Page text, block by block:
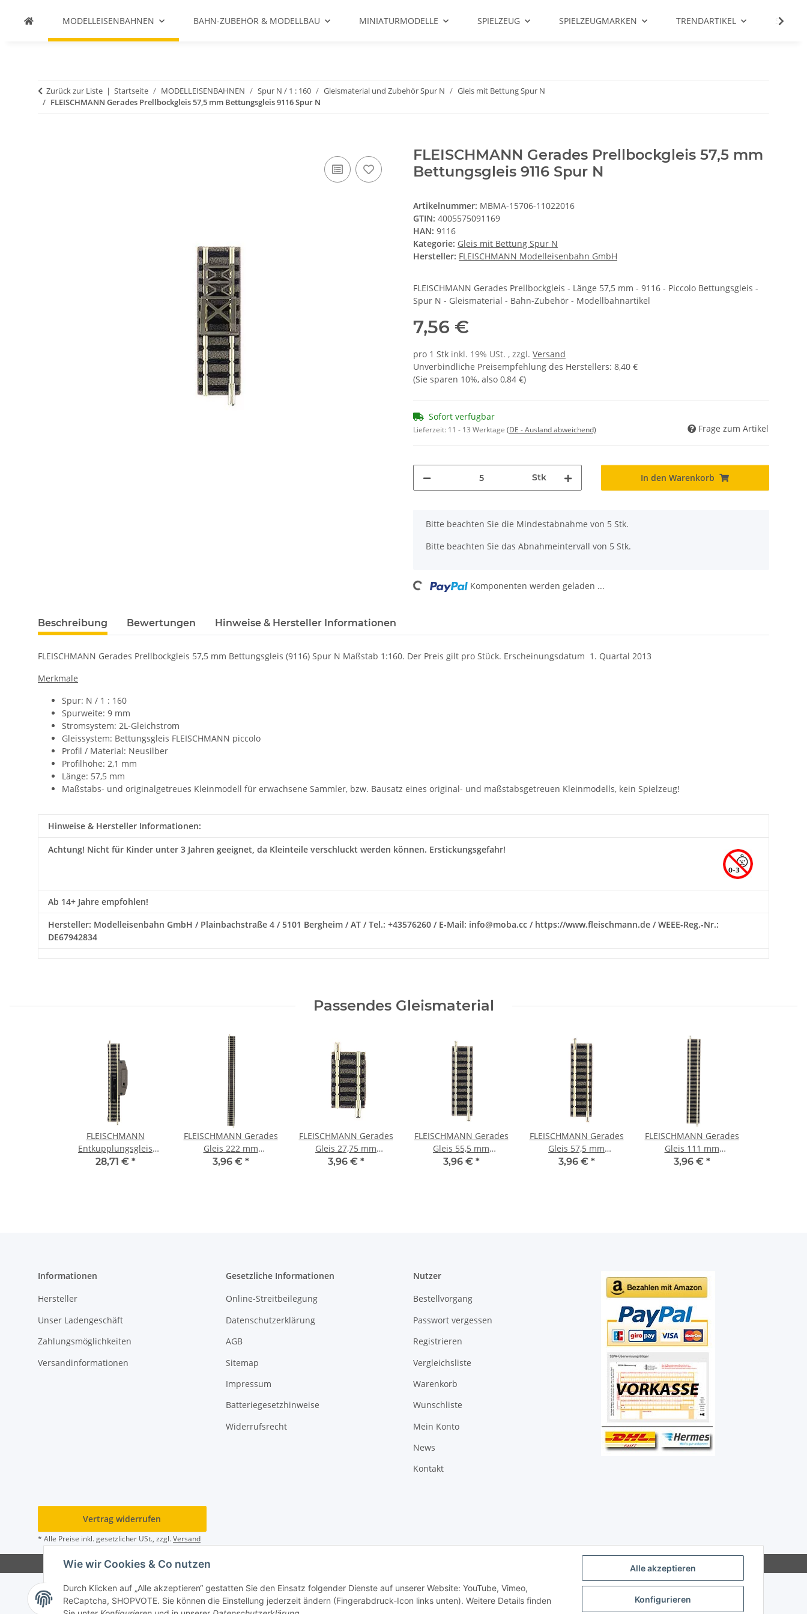
Alle akzeptieren
Konfigurieren
Wie wir Cookies & Co nutzen
Durch Klicken auf „Alle akzeptieren“ gestatten Sie den Einsatz folgender Dienste auf unserer Website: YouTube, Vimeo,
ReCaptcha, SHOPVOTE. Sie können die Einstellung jederzeit ändern (Fingerabdruck-Icon links unten). Weitere Details finden
MODELLEISENBAHNEN BAHN-ZUBEHÖR & MODELLBAU MINIATURMODELLE SPIELZEUG SPIELZEUGMARKEN TRENDARTIKEL SALE %
Zurück zur Liste Startseite MODELLEISENBAHNEN Spur N / 1 : 160 Gleismaterial und Zubehör Spur N
Gleis mit Bettung Spur N
FLEISCHMANN Gerades Prellbockgleis 57,5 mm Bettungsgleis 9116 Spur N
FLEISCHMANN Gerades Prellbockgleis 57,5 mm
Bettungsgleis 9116 Spur N
Artikelnummer: MBMA-15706-11022016
GTIN: 4005575091169
HAN: 9116
Kategorie: Gleis mit Bettung Spur N
Hersteller: FLEISCHMANN Modelleisenbahn GmbH
FLEISCHMANN Gerades Prellbockgleis - Länge 57,5 mm - 9116 - Piccolo Bettungsgleis -
Spur N - Gleismaterial - Bahn-Zubehör - Modellbahnartikel
7,56 €
pro 1 Stk inkl. 19% USt. , zzgl. Versand
Unverbindliche Preisempfehlung des Herstellers: 8,40 €
(Sie sparen 10%, also 0,84 €)
Sofort verfügbar
Lieferzeit: 11 - 13 Werktage (DE - Ausland abweichend) Frage zum Artikel
Stk In den Warenkorb
x
Bitte beachten Sie die Mindestabnahme von 5 Stk.
Bitte beachten Sie das Abnahmeintervall von 5 Stk.
Loading... Komponenten werden geladen ...
Beschreibung Bewertungen Hinweise & Hersteller Informationen
FLEISCHMANN Gerades Prellbockgleis 57,5 mm Bettungsgleis (9116) Spur N Maßstab 1:160. Der Preis gilt pro Stück. Erscheinungsdatum 1. Quartal 2013
Merkmale
Spur: N / 1 : 160
Spurweite: 9 mm
Stromsystem: 2L-Gleichstrom
Gleissystem: Bettungsgleis FLEISCHMANN piccolo
Profil / Material: Neusilber
Profilhöhe: 2,1 mm
Länge: 57,5 mm
Maßstabs- und originalgetreues Kleinmodell für erwachsene Sammler, bzw. Bausatz eines original- und maßstabsgetreuen Kleinmodells, kein Spielzeug!
Hinweise & Hersteller Informationen:
Achtung! Nicht für Kinder unter 3 Jahren geeignet, da Kleinteile verschluckt werden können. Erstickungsgefahr!
Ab 14+ Jahre empfohlen!
Hersteller: Modelleisenbahn GmbH / Plainbachstraße 4 / 5101 Bergheim / AT / Tel.: +43576260 / E-Mail: info@moba.cc / https://www.fleischmann.de / WEEE-Reg.-Nr.:
DE67942834
Passendes Gleismaterial
FLEISCHMANN
Entkupplungsgleis
elektrisch 111 mm
28,71 € *
FLEISCHMANN Gerades
Gleis 222 mm
Bettungsgleis 9100
3,96 € *
FLEISCHMANN Gerades
Gleis 27,75 mm
Bettungsgleis 9104
3,96 € *
FLEISCHMANN Gerades
Gleis 55,5 mm
Bettungsgleis 9103
3,96 € *
FLEISCHMANN Gerades
Gleis 57,5 mm
Bettungsgleis 9102
3,96 € *
FLEISCHMANN Gerades
Gleis 111 mm
Bettungsgleis 9101
3,96 € *
Informationen
Hersteller
Unser Ladengeschäft
Zahlungsmöglichkeiten
Versandinformationen
Gesetzliche Informationen
Online-Streitbeilegung
Datenschutzerklärung
AGB
Sitemap
Impressum
Batteriegesetzhinweise
Widerrufsrecht
Nutzer
Bestellvorgang
Passwort vergessen
Registrieren
Vergleichsliste
Warenkorb
Wunschliste
Mein Konto
News
Kontakt
Vertrag widerrufen
* Alle Preise inkl. gesetzlicher USt., zzgl.Versand